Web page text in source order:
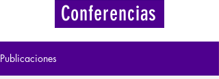
Conferencias
Publicaciones